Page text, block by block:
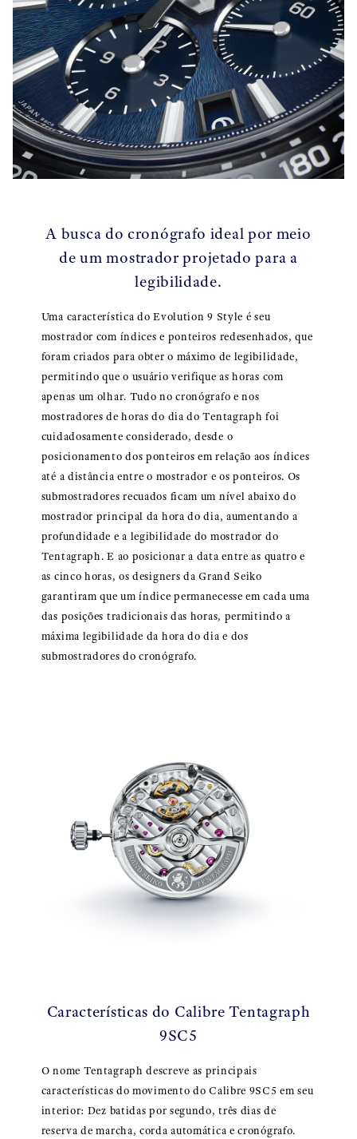
A busca do cronógrafo ideal por meio
de um mostrador projetado para a
legibilidade.
Uma característica do Evolution 9 Style é seu
mostrador com índices e ponteiros redesenhados, que
foram criados para obter o máximo de legibilidade,
permitindo que o usuário verifique as horas com
apenas um olhar. Tudo no cronógrafo e nos
mostradores de horas do dia do Tentagraph foi
cuidadosamente considerado, desde o
posicionamento dos ponteiros em relação aos índices
até a distância entre o mostrador e os ponteiros. Os
submostradores recuados ficam um nível abaixo do
mostrador principal da hora do dia, aumentando a
profundidade e a legibilidade do mostrador do
Tentagraph. E ao posicionar a data entre as quatro e
as cinco horas, os designers da Grand Seiko
garantiram que um índice permanecesse em cada uma
das posições tradicionais das horas, permitindo a
máxima legibilidade da hora do dia e dos
submostradores do cronógrafo.
Características do Calibre Tentagraph
9SC5
O nome Tentagraph descreve as principais
características do movimento do Calibre 9SC5 em seu
interior: Dez batidas por segundo, três dias de
reserva de marcha, corda automática e cronógrafo.